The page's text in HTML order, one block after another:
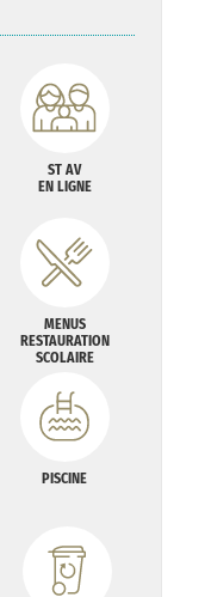
ST AV
EN LIGNE
MENUS
RESTAURATION
SCOLAIRE
PISCINE